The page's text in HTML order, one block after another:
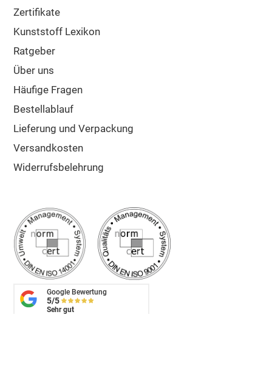
Zertifikate
Kunststoff Lexikon
Ratgeber
Über uns
Häufige Fragen
Bestellablauf
Lieferung und Verpackung
Versandkosten
Widerrufsbelehrung
Google Bewertung
5/5
Sehr gut